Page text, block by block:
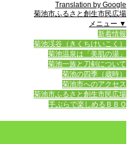
Translation by Google
菊池市ふるさと創生市民広場
メニュー ▼
新着情報
菊池渓谷（きくちけいこく）
菊池温泉は「美肌の湯」
菊池一族と刀剣について
菊池の四季（歳時）
菊池市へのアクセス
菊池市ふるさと創生市民広場
手ぶらで楽しめるＢＢＱ